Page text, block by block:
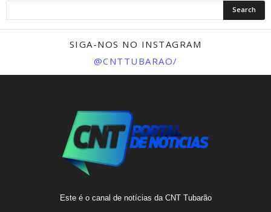
SIGA-NOS NO INSTAGRAM
@CNTTUBARAO/
Este é o canal de notícias da CNT Tubarão